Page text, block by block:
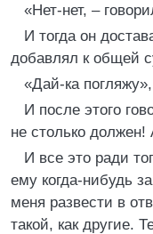
«Нет-нет, –
И тогда он
добавлял к общей
«Дай-ка
И после этого
не столько должен!
И все это ради
ему когда-нибудь
меня развести в
такой, как другие.